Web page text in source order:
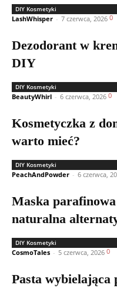
DIY Kosmetyki
LashWhisper - 7 czerwca, 2026 0
Dezodorant w
DIY
DIY Kosmetyki
BeautyWhirl - 6 czerwca, 2026 0
Kosmetyczka z
warto mieć?
DIY Kosmetyki
PeachAndPowder - 6 czerwca,
Maska
naturalna
DIY Kosmetyki
CosmoTales - 5 czerwca, 2026 0
Pasta wybielająca